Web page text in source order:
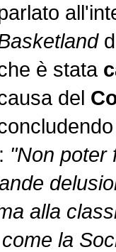
è stata
del
: "Non poter
alla
la